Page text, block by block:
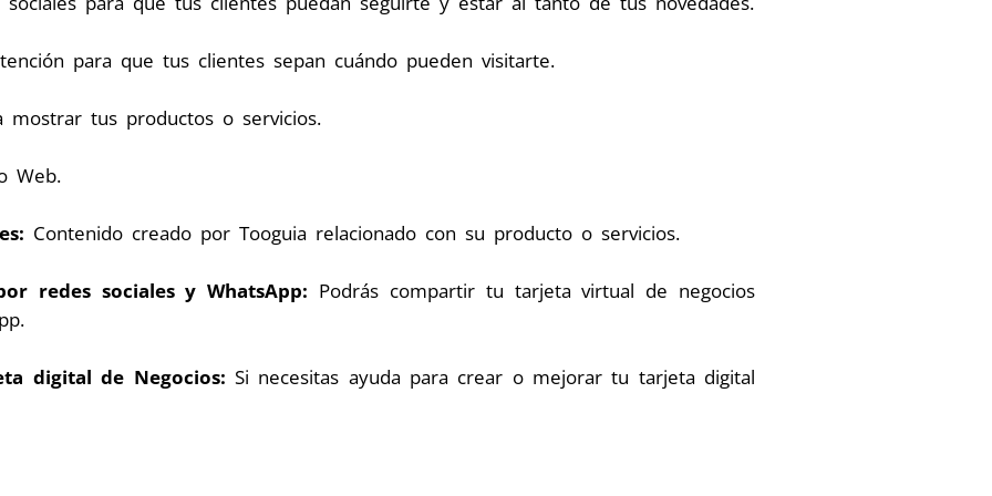
para que tus clientes sepan cuándo pueden visitarte.
tus productos o servicios.
Web.
Contenido creado por Tooguia relacionado con su producto o servicios.
redes sociales y WhatsApp: Podrás compartir tu tarjeta virtual de negocios
digital de Negocios: Si necesitas ayuda para crear o mejorar tu tarjeta digital